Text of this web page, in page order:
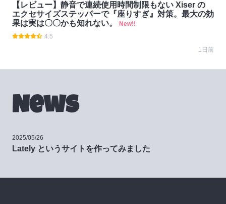
【レビュー】静音で連続使用時間制限もない Xiser の
エクセサイズステッパーで『座りすぎ』対策。最大の効
果は実は〇〇かも知れない。
New!!
4.5
1日前
News
2025/05/26
Lately というサイトを作ってみました